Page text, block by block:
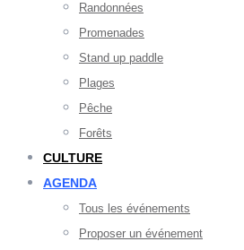
Randonnées
Promenades
Stand up paddle
Plages
Pêche
Forêts
CULTURE
AGENDA
Tous les événements
Proposer un événement